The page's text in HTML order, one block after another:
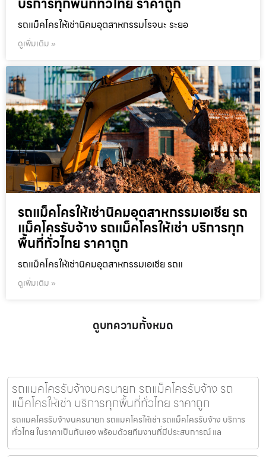
รถแม็คโครให้เช่านิคมอุตสาหกรรมโรจนะ ระยอ
ดูเพิ่มเติม »
รถแม็คโครให้เช่านิคมอุตสาหกรรมเอเชีย รถ
แม็คโครรับจ้าง รถแม็คโครให้เช่า บริการทุก
พื้นที่ทั่วไทย ราคาถูก
รถแม็คโครให้เช่านิคมอุตสาหกรรมเอเชีย รถแ
ดูเพิ่มเติม »
ดูบทความทั้งหมด
รถแมคโครรับจ้างนครนายก รถแม็คโครรับจ้าง รถ
แม็คโครให้เช่า บริการทุกพื้นที่ทั่วไทย ราคาถูก
รถแมคโครรับจ้างนครนายก รถแมคโครให้เช่า รถแม็คโครรับจ้าง บริการ
ทั่วไทย ในราคาเป็นกันเอง พร้อมด้วยทีมงานที่มีประสบการณ์ แล